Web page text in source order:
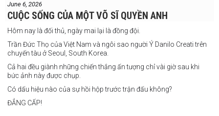
thắng. Sau trận đấu này, tôi cũng đã có
một trận đấu khác được lên lịch tại
Philippines
June 6, 2026
CUỘC SỐNG CỦA MỘT VÕ SĨ QUYỀN ANH
Hôm nay là đối thủ, ngày mai lại là đồng đội.
Trần Đức Thọ của Việt Nam và ngôi sao người Ý Danilo Creati trên
chuyến tàu ở Seoul, South Korea.
Cả hai đều giành những chiến thắng ấn tượng chỉ vài giờ sau khi
bức ảnh này được chụp.
Có dấu hiệu nào của sự hồi hộp trước trận đấu không?
ĐẲNG CẤP!